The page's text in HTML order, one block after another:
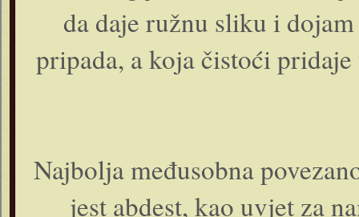
da daje ružnu sliku i
pripada, a koja čistoći
Najbolja međusobna
jest abdest, kao uvjet za